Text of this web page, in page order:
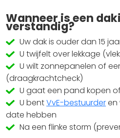
Wanneer is een
verstandig?
Uw dak is ouder dan 15
U twijfelt over lekkage
U wilt zonnepanelen of
(draagkrachtcheck)
U gaat een pand kopen
U bentVvE-bestuurderen
date hebben
Na een flinke storm